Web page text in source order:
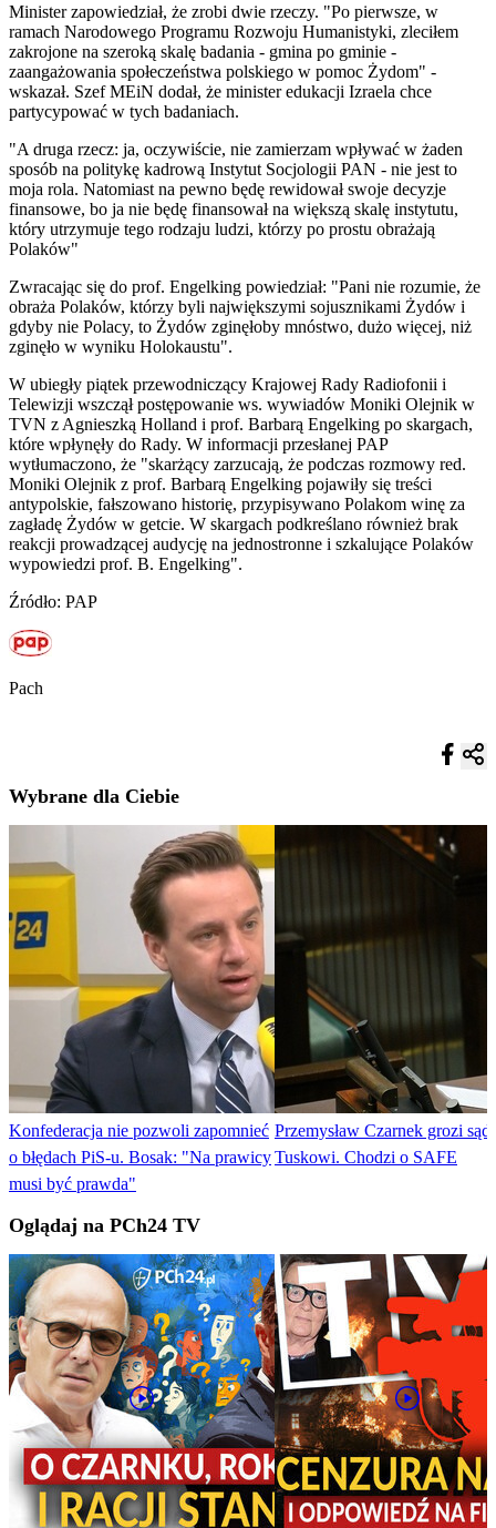
Minister zapowiedział, że zrobi dwie rzeczy. "Po pierwsze, w
ramach Narodowego Programu Rozwoju Humanistyki, zleciłem
zakrojone na szeroką skalę badania - gmina po gminie -
zaangażowania społeczeństwa polskiego w pomoc Żydom" -
wskazał. Szef MEiN dodał, że minister edukacji Izraela chce
partycypować w tych badaniach.
"A druga rzecz: ja, oczywiście, nie zamierzam wpływać w żaden
sposób na politykę kadrową Instytut Socjologii PAN - nie jest to
moja rola. Natomiast na pewno będę rewidował swoje decyzje
finansowe, bo ja nie będę finansował na większą skalę instytutu,
który utrzymuje tego rodzaju ludzi, którzy po prostu obrażają
Polaków"
Zwracając się do prof. Engelking powiedział: "Pani nie rozumie, że
obraża Polaków, którzy byli największymi sojusznikami Żydów i
gdyby nie Polacy, to Żydów zginęłoby mnóstwo, dużo więcej, niż
zginęło w wyniku Holokaustu".
W ubiegły piątek przewodniczący Krajowej Rady Radiofonii i
Telewizji wszczął postępowanie ws. wywiadów Moniki Olejnik w
TVN z Agnieszką Holland i prof. Barbarą Engelking po skargach,
które wpłynęły do Rady. W informacji przesłanej PAP
wytłumaczono, że "skarżący zarzucają, że podczas rozmowy red.
Moniki Olejnik z prof. Barbarą Engelking pojawiły się treści
antypolskie, fałszowano historię, przypisywano Polakom winę za
zagładę Żydów w getcie. W skargach podkreślano również brak
reakcji prowadzącej audycję na jednostronne i szkalujące Polaków
wypowiedzi prof. B. Engelking".
Źródło: PAP
Pach
Wybrane dla Ciebie
Konfederacja nie pozwoli zapomnieć
o błędach PiS-u. Bosak: "Na prawicy
musi być prawda"
Przemysław Czarnek grozi
Tuskowi. Chodzi o SAFE
Oglądaj na PCh24 TV